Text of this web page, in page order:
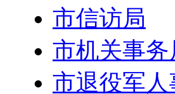
市信访局
市机关事务
市退役军人